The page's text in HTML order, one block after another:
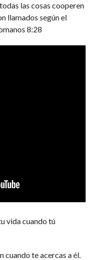
las cosas cooperen
llamados según el
8:28
vida cuando tú
cuando te acercas a él.